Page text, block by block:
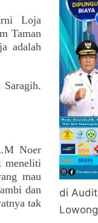
Loja
Taman
adalah
Noer
meneliti
mau
dan
tak
di